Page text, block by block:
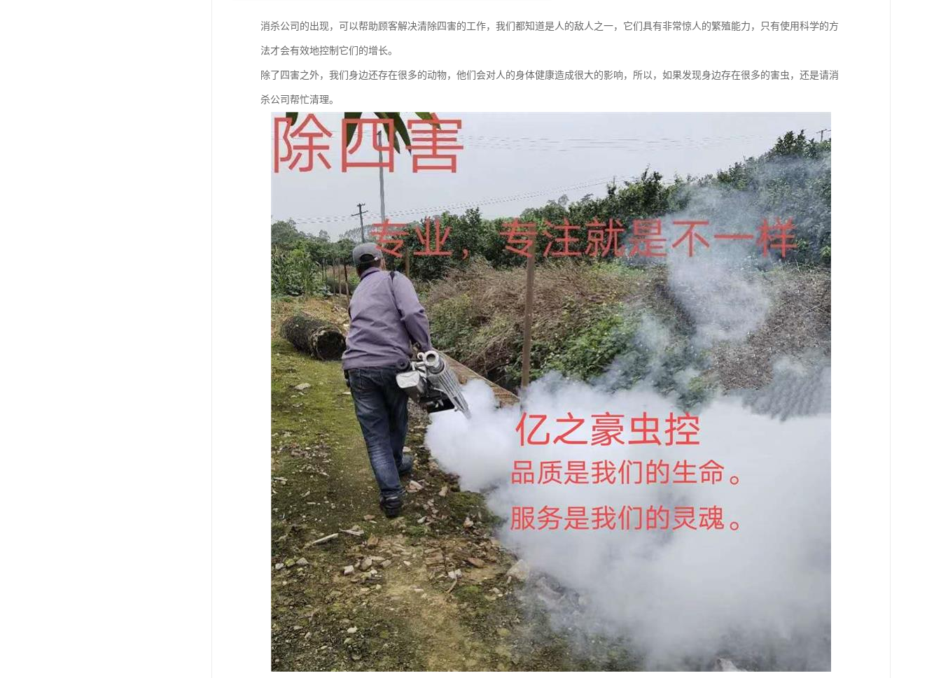
消杀公司的出现，可以帮助顾客解决清除四害的工作，我们都知道是人的敌人之一，它们具有非常惊人的繁殖能力，只有使用科学的方
法才会有效地控制它们的增长。
除了四害之外，我们身边还存在很多的动物，他们会对人的身体健康造成很大的影响，所以，如果发现身边存在很多的害虫，还是请消
杀公司帮忙清理。